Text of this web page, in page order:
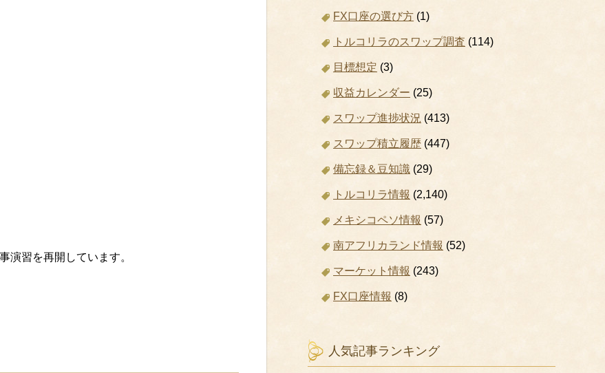
演習を再開しています。
FX口座の選び方 (1)
トルコリラのスワップ調査 (114)
目標想定 (3)
収益カレンダー (25)
スワップ進捗状況 (413)
スワップ積立履歴 (447)
備忘録＆豆知識 (29)
トルコリラ情報 (2,140)
メキシコペソ情報 (57)
南アフリカランド情報 (52)
マーケット情報 (243)
FX口座情報 (8)
人気記事ランキング